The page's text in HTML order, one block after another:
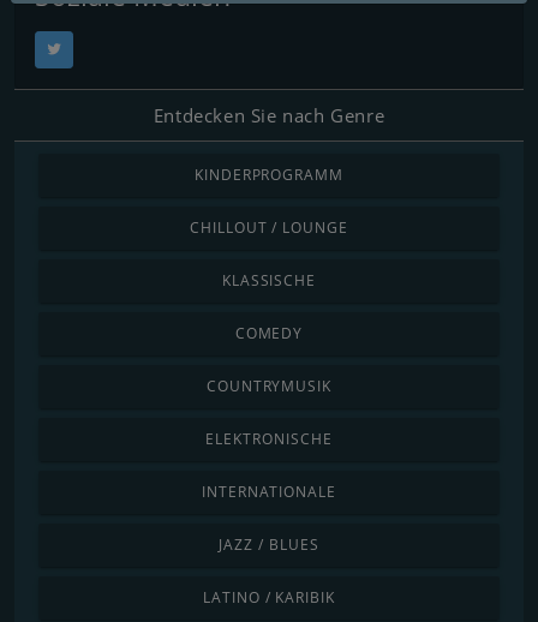
Entdecken Sie nach Genre
KINDERPROGRAMM
CHILLOUT / LOUNGE
KLASSISCHE
COMEDY
COUNTRYMUSIK
ELEKTRONISCHE
INTERNATIONALE
JAZZ / BLUES
LATINO / KARIBIK